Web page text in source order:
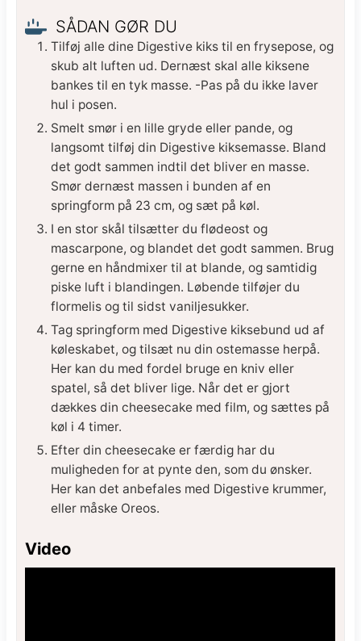
SÅDAN GØR DU
Tilføj alle dine Digestive kiks til en frysepose, og
skub alt luften ud. Dernæst skal alle kiksene
bankes til en tyk masse. -Pas på du ikke laver
hul i posen.
Smelt smør i en lille gryde eller pande, og
langsomt tilføj din Digestive kiksemasse. Bland
det godt sammen indtil det bliver en masse.
Smør dernæst massen i bunden af en
springform på 23 cm, og sæt på køl.
I en stor skål tilsætter du flødeost og
mascarpone, og blandet det godt sammen. Brug
gerne en håndmixer til at blande, og samtidig
piske luft i blandingen. Løbende tilføjer du
flormelis og til sidst vaniljesukker.
Tag springform med Digestive kiksebund ud af
køleskabet, og tilsæt nu din ostemasse herpå.
Her kan du med fordel bruge en kniv eller
spatel, så det bliver lige. Når det er gjort
dækkes din cheesecake med film, og sættes på
køl i 4 timer.
Efter din cheesecake er færdig har du
muligheden for at pynte den, som du ønsker.
Her kan det anbefales med Digestive krummer,
eller måske Oreos.
Video